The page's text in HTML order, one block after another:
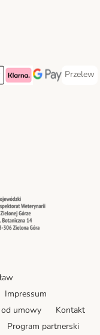
Method
Payment Method
Klarna Payment Method
Google Pay
Przelew
Przelew
Impressum
od umowy
Kontakt
Program partnerski